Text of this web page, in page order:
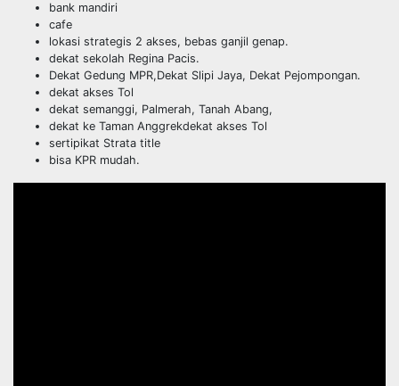
bank mandiri
cafe
lokasi strategis 2 akses, bebas ganjil genap.
dekat sekolah Regina Pacis.
Dekat Gedung MPR,Dekat Slipi Jaya, Dekat Pejompongan.
dekat akses Tol
dekat semanggi, Palmerah, Tanah Abang,
dekat ke Taman Anggrekdekat akses Tol
sertipikat Strata title
bisa KPR mudah.